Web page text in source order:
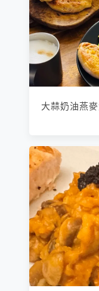
大蒜奶油燕